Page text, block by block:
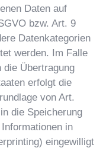
Daten auf
bzw. Art. 9
Datenkategorien
werden. Im Falle
Übertragung
erfolgt die
von Art.
die Speicherung
in
eingewilligt